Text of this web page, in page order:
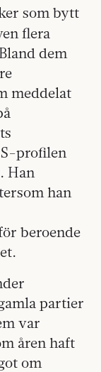
som bytt
flera
dem
meddelat
profilen
Han
han
beroende
partier
var
åren haft
om